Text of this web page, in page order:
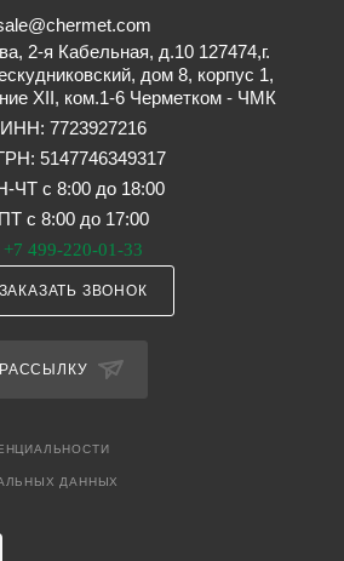
2-я Кабельная, д.10 127474,г.
дом 8, корпус 1,
XII, ком.1-6 Черметком - ЧМК
ИНН: 7723927216
5147746349317
ЧТ с 8:00 до 18:00
ПТ с 8:00 до 17:00
+7 499-220-01-33
ЗАКАЗАТЬ ЗВОНОК
ДАННЫХ